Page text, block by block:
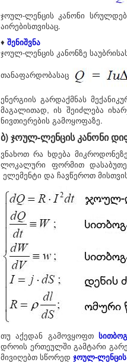
ჯოულ-ლენცის კანონი
აირებისთვისაც.
♦ შენიშვნა
ჯოულ-ლენცის კანონზე
თანაფარდობასაც
ენერგიის გარდაქმნას
მაგალითად, ის შეიძლება
ნივთიერების გამოყოფაზე.
ბ) ჯოულ-ლენცის კანონი
ვნახოთ რა ხდება
ლოკალური ფორმით
ელემენტი და ჩავწეროთ
თუ აქედან გამოვყოფთ
დროის ერთეულში გამტარი
მივიღებთ სწორედ ჯოულ-